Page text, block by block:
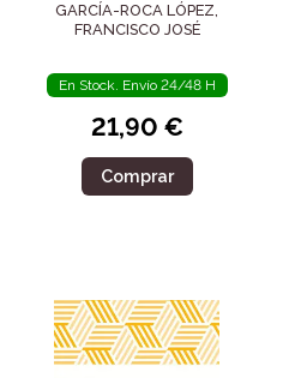
GARCÍA-ROCA LÓPEZ,
FRANCISCO JOSÉ
En Stock. Envío 24/48 H
21,90 €
Comprar